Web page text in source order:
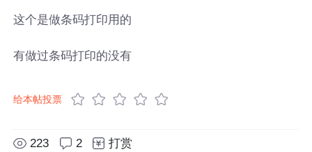
这个是做条码打印用的
有做过条码打印的没有
给本帖投票
223 2 打赏